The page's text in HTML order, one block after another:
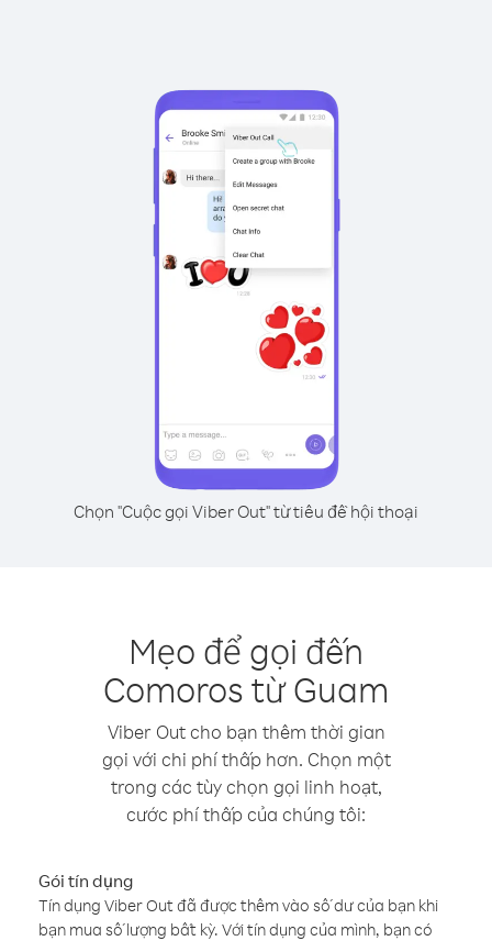
Chọn "Cuộc gọi Viber Out" từ tiêu đề hội thoại
Mẹo để gọi đến
Comoros từ Guam
Viber Out cho bạn thêm thời gian
gọi với chi phí thấp hơn. Chọn một
trong các tùy chọn gọi linh hoạt,
cước phí thấp của chúng tôi:
Gói tín dụng
Tín dụng Viber Out đã được thêm vào số dư của bạn khi
bạn mua số lượng bất kỳ. Với tín dụng của mình, bạn có